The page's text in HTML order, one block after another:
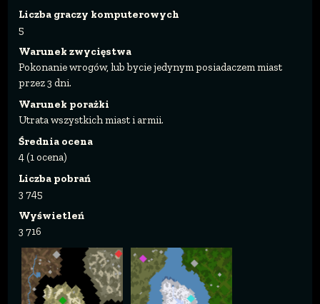
Liczba graczy komputerowych
5
Warunek zwycięstwa
Pokonanie wrogów, lub bycie jedynym posiadaczem miast
przez 3 dni.
Warunek porażki
Utrata wszystkich miast i armii.
Średnia ocena
4 (1 ocena)
Liczba pobrań
3 745
Wyświetleń
3 716